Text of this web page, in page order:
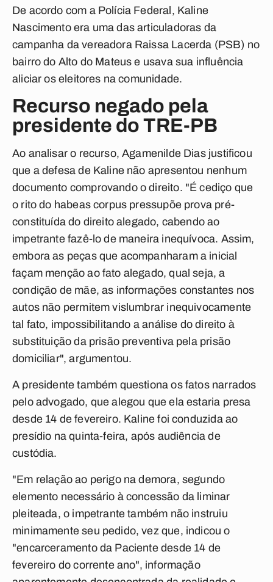
De acordo com a Polícia Federal, Kaline
Nascimento era uma das articuladoras da
campanha da vereadora Raissa Lacerda (PSB) no
bairro do Alto do Mateus e usava sua influência
aliciar os eleitores na comunidade.
Recurso negado pela
presidente do TRE-PB
Ao analisar o recurso, Agamenilde Dias justificou
que a defesa de Kaline não apresentou nenhum
documento comprovando o direito. "É cediço que
o rito do habeas corpus pressupõe prova pré-
constituída do direito alegado, cabendo ao
impetrante fazê-lo de maneira inequívoca. Assim,
embora as peças que acompanharam a inicial
façam menção ao fato alegado, qual seja, a
condição de mãe, as informações constantes nos
autos não permitem vislumbrar inequivocamente
tal fato, impossibilitando a análise do direito à
substituição da prisão preventiva pela prisão
domiciliar", argumentou.
A presidente também questiona os fatos narrados
pelo advogado, que alegou que ela estaria presa
desde 14 de fevereiro. Kaline foi conduzida ao
presídio na quinta-feira, após audiência de
custódia.
"Em relação ao perigo na demora, segundo
elemento necessário à concessão da liminar
pleiteada, o impetrante também não instruiu
minimamente seu pedido, vez que, indicou o
"encarceramento da Paciente desde 14 de
fevereiro do corrente ano", informação